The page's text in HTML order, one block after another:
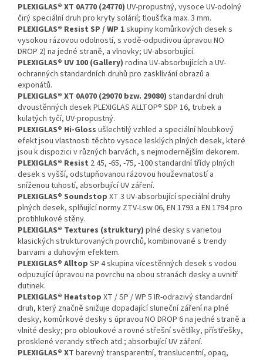
PLEXIGLAS® XT 0A770 (24770) UV-propustný, vysoce UV-odolný
čirý speciální druh pro kryty solárií; tloušťka max. 3 mm.
PLEXIGLAS® Resist SP / WP 1skupiny komůrkových desek s
vysokou rázovou odolností, s vodě-odpudivou úpravou NO
DROP 2) na jedné straně, a vlnovky; UV-absorbující.
PLEXIGLAS® UV 100 (Gallery) rodina UV-absorbujících a UV-
ochranných standardních druhů pro zasklívání obrazů a
exponátů.
PLEXIGLAS® XT 0A070 (29070 bzw. 29080) standardní druh
dvoustěnných desek PLEXIGLAS ALLTOP® SDP 16, trubek a
kulatých tyčí, UV-propustný.
PLEXIGLAS® Hi-Gloss ušlechtilý vzhled a speciální hloubkový
efekt jsou vlastnosti těchto vysoce lesklých plných desek, které
jsou k dispozici v různých barvách, s nejmodernějším dekorem.
PLEXIGLAS® Resist 2 45, -65, -75, -100 standardní třídy plných
desek s vyšší, odstupňovanou rázovou houževnatostí a
sníženou tuhostí, absorbující UV záření.
PLEXIGLAS® Soundstop XT 3 UV-absorbující speciální druhy
plných desek, splňující normy ZTV-Lsw 06, EN 1793 a EN 1794 pro
protihlukové stěny.
PLEXIGLAS® Textures (struktury) plné desky s varietou
klasických strukturovaných povrchů, kombinované s trendy
barvami a duhovým efektem.
PLEXIGLAS® Alltop SP 4 skupina vícestěnných desek s vodou
odpuzující úpravou na povrchu na obou stranách desky a uvnitř
dutinek.
PLEXIGLAS® Heatstop XT / SP / WP 5 IR-odrazivý standardní
druh, který značně snižuje dopadající sluneční záření na plné
desky, komůrkové desky s úpravou NO DROP 6 na jedné straně a
vlnité desky; pro obloukové a rovné střešní světlíky, přístřešky,
prosklené verandy střech atd.; absorbující UV záření.
PLEXIGLAS® XT barevný transparentní, translucentní, opaq,